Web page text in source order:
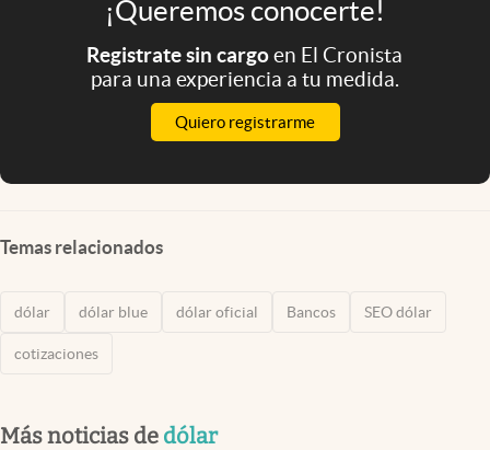
¡Queremos conocerte!
Registrate sin cargoen El Cronista
para una experiencia a tu medida.
Quiero registrarme
Temas relacionados
dólar dólar blue dólar oficial Bancos SEO dólar
cotizaciones
Más noticias de dólar